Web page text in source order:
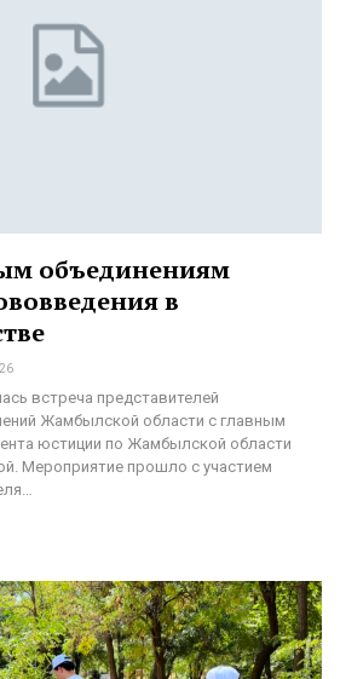
объединениям
в
встреча представителей
Жамбылской области с главным
юстиции по Жамбылской области
Мероприятие прошло с участием